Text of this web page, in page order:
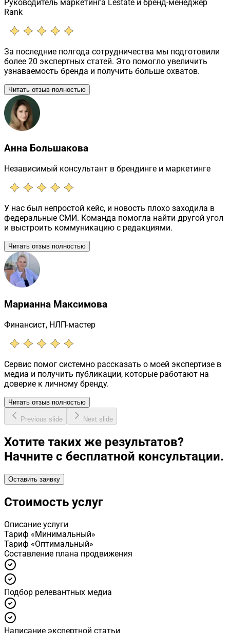
Руководитель маркетинга Lestate и бренд-менеджер
Rank
За последние полгода сотрудничества мы подготовили
более 20 экспертных статей. Это помогло увеличить
узнаваемость бренда и получить больше охватов.
Читать отзыв полностью
Анна Большакова
Независимый консультант в брендинге и маркетинге
У нас был непростой кейс, и новость плохо заходила в
федеральные СМИ. Команда помогла найти другой угол
и выстроить коммуникацию с редакциями.
Читать отзыв полностью
Марианна Максимова
Финансист, НЛП-мастер
Сервис помог системно рассказать о моей экспертизе в
медиа и получить публикации, которые работают на
доверие к личному бренду.
Читать отзыв полностью
Previous slide Next slide
Хотите таких же результатов?
Начните с бесплатной консультации.
Оставить заявку
Стоимость услуг
Описание услуги
Тариф «Минимальный»
Тариф «Оптимальный»
Cоставление плана продвижения
Подбор релевантных медиа
Написание экспертной статьи